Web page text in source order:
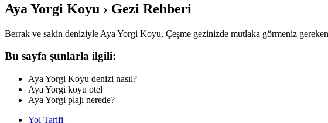
Aya Yorgi Koyu › Gezi Rehberi
Berrak ve sakin deniziyle Aya Yorgi Koyu, Çeşme gezinizde mutlaka görmeniz
Bu sayfa şunlarla ilgili:
Aya Yorgi Koyu denizi nasıl?
Aya Yorgi koyu otel
Aya Yorgi plajı nerede?
Yol Tarifi